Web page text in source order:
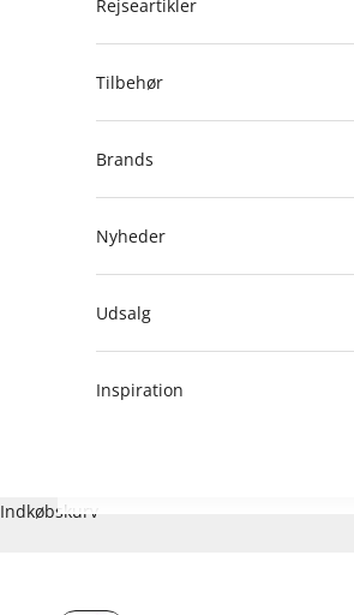
Rejseartikler
Tilbehør
Brands
Nyheder
Udsalg
Inspiration
Indkøbskurv